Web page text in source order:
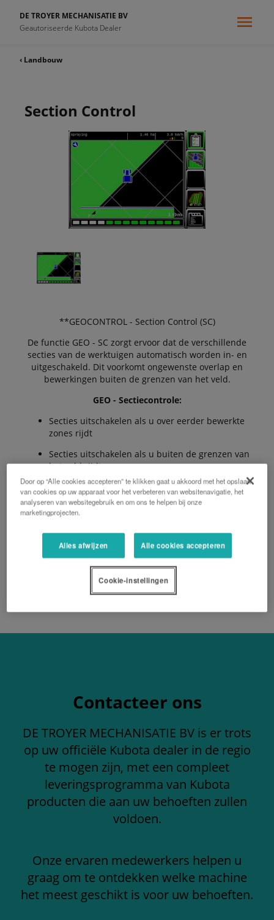
DE TROYER MECHANISATIE BV
Geautoriseerde Kubota Dealer
‹ Landbouw
Section Control
**GEOCONTROL - Section Control (SC)
De functie GEO - SC zorgt ervoor dat de verschillende
secties van de werktuigen automatisch worden in- en
uitgeschakeld. Dit voorkomt ongewenste overlap en
bewerkingen buiten de grenzen van het veld.
GEO - Sectiecontrole:
Secties uitschakelen als u over eerder bewerkte
zones rijdt
Secties uitschakelen als u buiten de grenzen van
het veld rijdt
Secties uitschakelen als u achteruit rijdt
Kopakkerbeheer
EEN OFFERTE AANVRAGEN
Contacteer ons
DE TROYER MECHANISATIE BV is er trots
op uw officiële Kubota dealer in de regio
te mogen zijn, met een compleet
leveringsprogramma van Kubota
producten die aan uw behoeften zullen
voldoen.
Onze ervaren medewerkers helpen u
graag om te ontdekken welke machine
het meest geschikt is voor uw behoeften.
Door op “Alle cookies accepteren” te klikken gaat u akkoord met het opslaan
van cookies op uw apparaat voor het verbeteren van websitenavigatie, het
analyseren van websitegebruik en om ons te helpen bij onze
marketingprojecten.
Alles afwijzen Alle cookies accepteren
Cookie-instellingen